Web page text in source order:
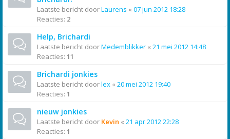
Laatste bericht doorLaurens « 07 jun 2012 18:28
Reacties: 2
Help, Brichardi
Laatste bericht doorMedemblikker « 21 mei 2012 14:48
Reacties: 11
Brichardi jonkies
Laatste bericht doorlex « 20 mei 2012 19:40
Reacties: 1
nieuw jonkies
Laatste bericht door Kevin « 21 apr 2012 22:28
Reacties: 1